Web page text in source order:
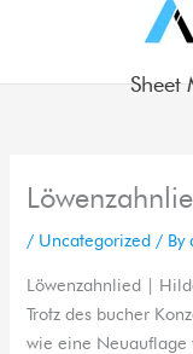
Sheet
/ Uncategorized / By
Löwenzahnlied |
Trotz des bucher
wie eine Neuauflage